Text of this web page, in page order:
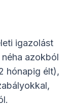
igazolást
azokból
hónapig élt),